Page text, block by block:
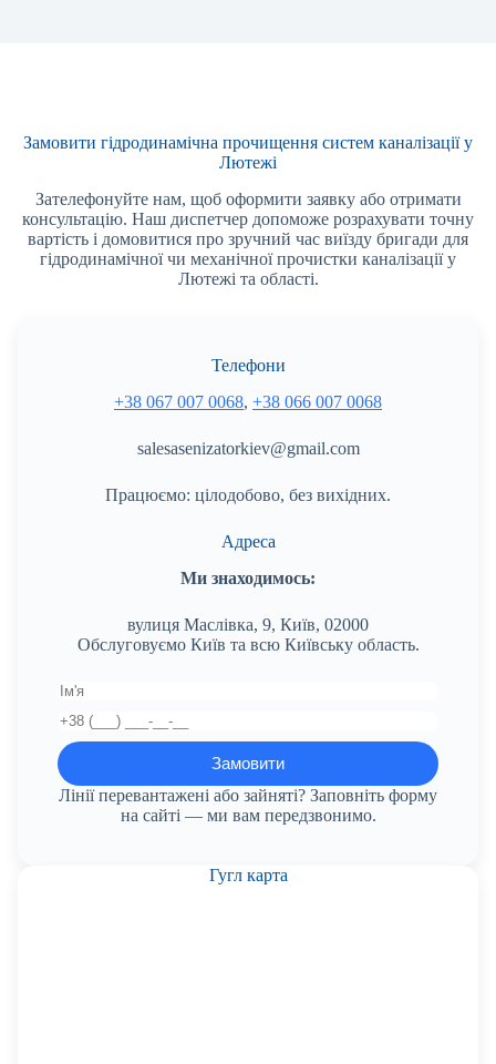
Замовити гідродинамічна прочищення систем каналізації у
Лютежі
Зателефонуйте нам, щоб оформити заявку або отримати
консультацію. Наш диспетчер допоможе розрахувати точну
вартість і домовитися про зручний час виїзду бригади для
гідродинамічної чи механічної прочистки каналізації у
Лютежі та області.
Телефони
+38 067 007 0068, +38 066 007 0068
salesasenizatorkiev@gmail.com
Працюємо: цілодобово, без вихідних.
Адреса
Ми знаходимось:
вулиця Маслівка, 9, Київ, 02000
Обслуговуємо Київ та всю Київську область.
Лінії перевантажені або зайняті? Заповніть форму
на сайті — ми вам передзвонимо.
Гугл карта